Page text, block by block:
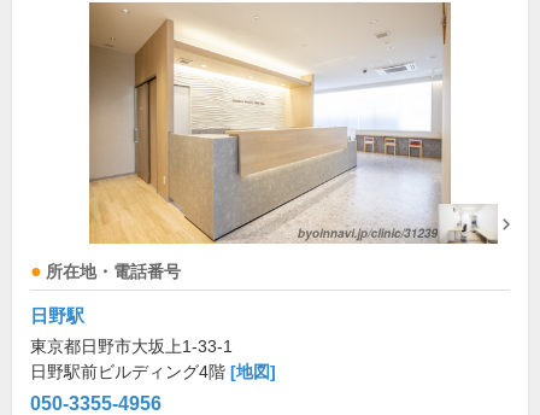
所在地・電話番号
日野駅
東京都日野市大坂上1-33-1
日野駅前ビルディング4階 [地図]
050-3355-4956